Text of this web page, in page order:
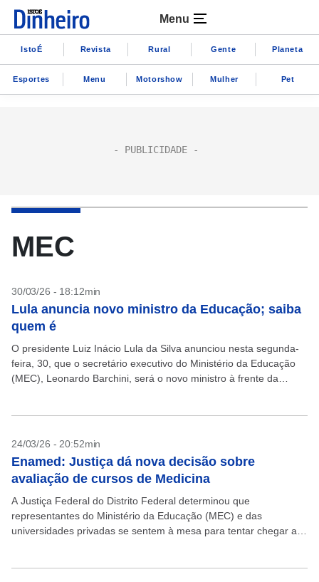
Menu
IstoÉ Revista Rural Gente Planeta
Esportes Menu Motorshow Mulher Pet
MEC
30/03/26 - 18:12min
Lula anuncia novo ministro da Educação; saiba
quem é
O presidente Luiz Inácio Lula da Silva anunciou nesta segunda-
feira, 30, que o secretário executivo do Ministério da Educação
(MEC), Leonardo Barchini, será o novo ministro à frente da
24/03/26 - 20:52min
Enamed: Justiça dá nova decisão sobre
avaliação de cursos de Medicina
A Justiça Federal do Distrito Federal determinou que
representantes do Ministério da Educação (MEC) e das
universidades privadas se sentem à mesa para tentar chegar a